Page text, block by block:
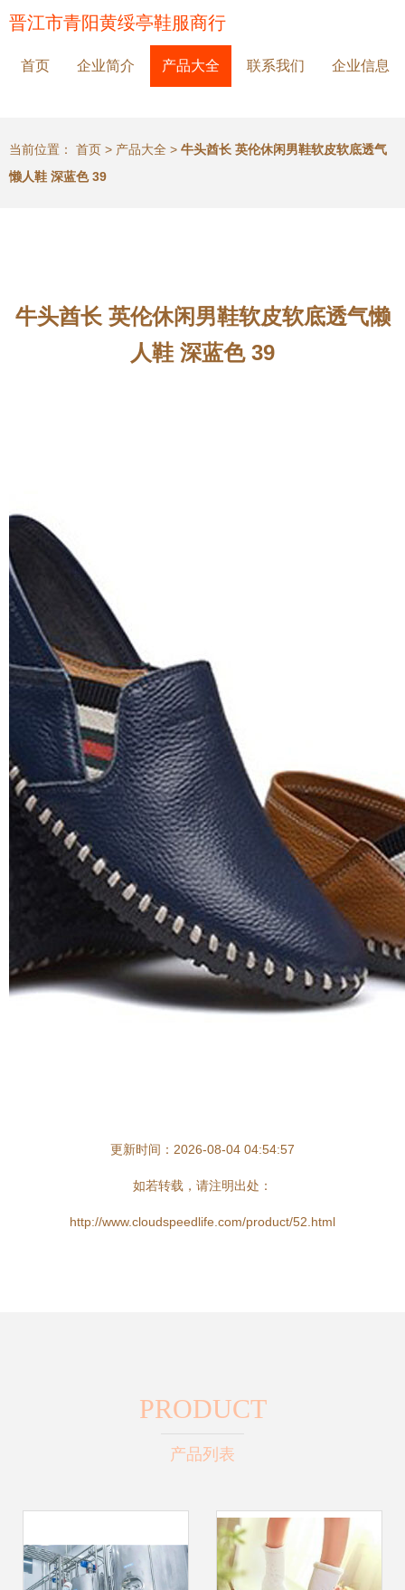
晋江市青阳黄绥亭鞋服商行
首页 企业简介 产品大全 联系我们 企业信息
当前位置： 首页 > 产品大全 > 牛头酋长 英伦休闲男鞋软皮软底透气
懒人鞋 深蓝色 39
牛头酋长 英伦休闲男鞋软皮软底透气懒
人鞋 深蓝色 39
更新时间：2026-08-04 04:54:57
如若转载，请注明出处：
http://www.cloudspeedlife.com/product/52.html
PRODUCT
产品列表